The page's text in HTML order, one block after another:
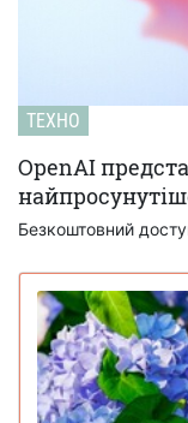
ТЕХНО
OpenAI
Безкоштовний